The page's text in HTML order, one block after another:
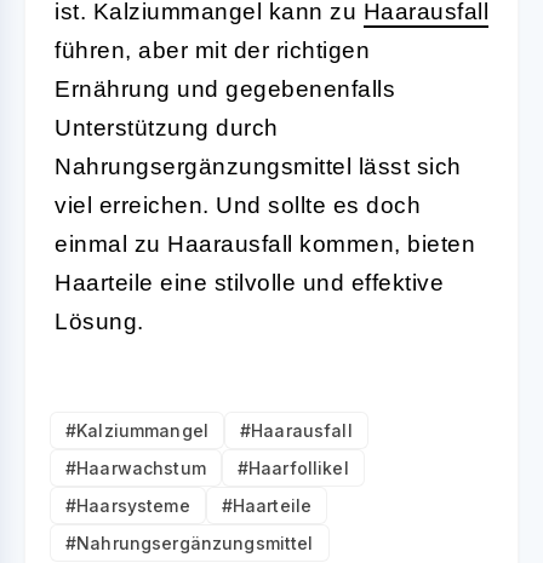
ist. Kalziummangel kann zu Haarausfall
führen, aber mit der richtigen
Ernährung und gegebenenfalls
Unterstützung durch
Nahrungsergänzungsmittel lässt sich
viel erreichen. Und sollte es doch
einmal zu Haarausfall kommen, bieten
Haarteile eine stilvolle und effektive
Lösung.
#Kalziummangel
#Haarausfall
#Haarwachstum
#Haarfollikel
#Haarsysteme
#Haarteile
#Nahrungsergänzungsmittel